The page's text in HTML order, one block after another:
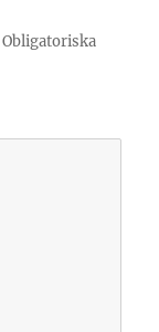
Obligatoriska